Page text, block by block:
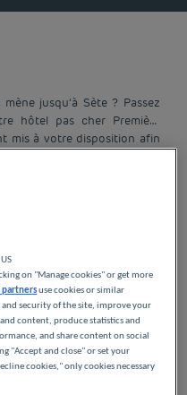
jusqu’à Sète ? Passez
hôtel pas cher Première
mis à votre disposition afin
le wifi en illimité, le
à volonté et bien plus
votre passage au sein de
pour explorer
situé pour vous
attractions touristiques
abordable. Que
en bus, l'
SÈTE À
on "Manage cookies" or get more
partnersuse cookies or similar
security of the site, improve your
content, produce statistics and
and share content on social
"Accept and close" or set your
cookies," only cookies necessary